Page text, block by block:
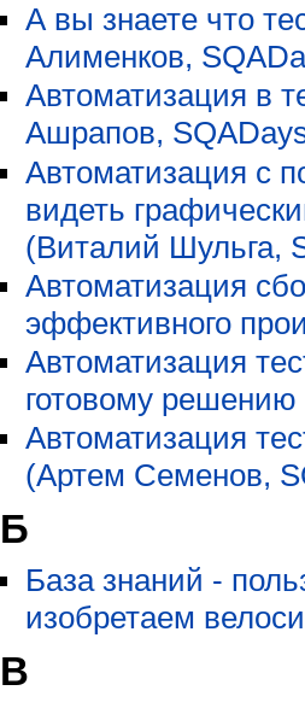
А вы знаете что
Алименков,
Автоматизация в
Ашрапов,
Автоматизация с
видеть
(Виталий Шульга,
Автоматизация
эффективного
Автоматизация
готовому
Автоматизация
(Артем Семенов,
Б
База знаний -
изобретаем
В